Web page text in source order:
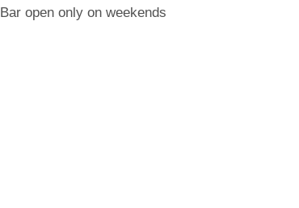
Bar open only on weekends